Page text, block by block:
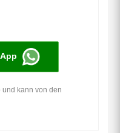
und kann von den